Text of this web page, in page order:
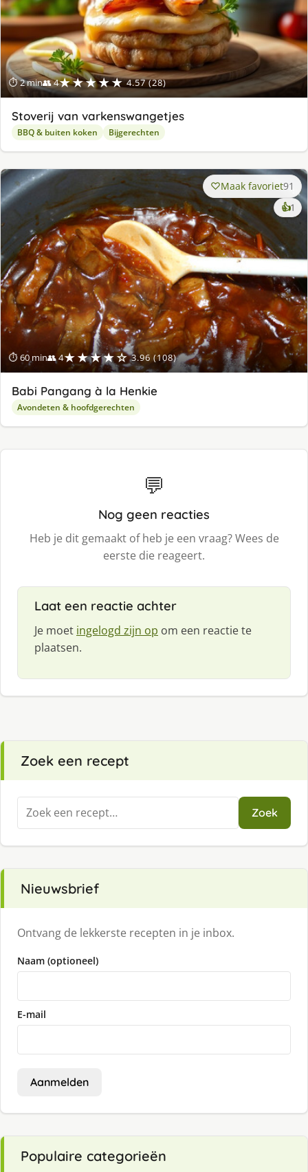
⏱ 2 min👥 4★★★★★ 4.57 (28)
Stoverij van varkenswangetjes
BBQ & buiten koken Bijgerechten
⏱ 60 min👥 4★★★★☆ 3.96 (108)
Maak favoriet91
👍1
Babi Pangang à la Henkie
Avondeten & hoofdgerechten
💬
Nog geen reacties
Heb je dit gemaakt of heb je een vraag? Wees de
eerste die reageert.
Laat een reactie achter
Je moet ingelogd zijn op om een reactie te
plaatsen.
Zoek een recept
Zoeken
naar:
Zoek
Nieuwsbrief
Ontvang de lekkerste recepten in je inbox.
Naam (optioneel)
E-mail
Aanmelden
Populaire categorieën